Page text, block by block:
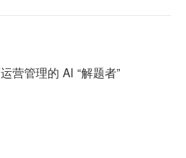
营管理的 AI “解题者”